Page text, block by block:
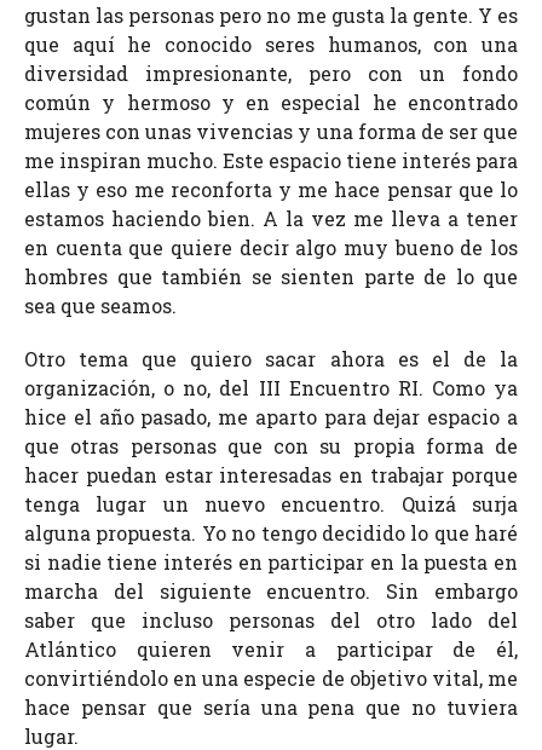
gustan las personas pero no me gusta la gente. Y es
que aquí he conocido seres humanos, con una
diversidad impresionante, pero con un fondo
común y hermoso y en especial he encontrado
mujeres con unas vivencias y una forma de ser que
me inspiran mucho. Este espacio tiene interés para
ellas y eso me reconforta y me hace pensar que lo
estamos haciendo bien. A la vez me lleva a tener
en cuenta que quiere decir algo muy bueno de los
hombres que también se sienten parte de lo que
sea que seamos.
Otro tema que quiero sacar ahora es el de la
organización, o no, del III Encuentro RI. Como ya
hice el año pasado, me aparto para dejar espacio a
que otras personas que con su propia forma de
hacer puedan estar interesadas en trabajar porque
tenga lugar un nuevo encuentro. Quizá surja
alguna propuesta. Yo no tengo decidido lo que haré
si nadie tiene interés en participar en la puesta en
marcha del siguiente encuentro. Sin embargo
saber que incluso personas del otro lado del
Atlántico quieren venir a participar de él,
convirtiéndolo en una especie de objetivo vital, me
hace pensar que sería una pena que no tuviera
lugar.